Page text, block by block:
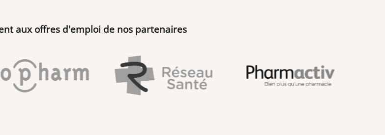
aux offres d'emploi de nos partenaires